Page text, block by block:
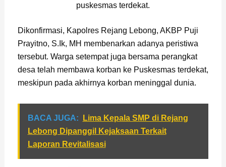
puskesmas terdekat.
Dikonfirmasi, Kapolres Rejang Lebong, AKBP Puji
Prayitno, S.Ik, MH membenarkan adanya peristiwa
tersebut. Warga setempat juga bersama perangkat
desa telah membawa korban ke Puskesmas terdekat,
meskipun pada akhirnya korban meninggal dunia.
BACA JUGA:
Lima Kepala SMP di Rejang
Lebong Dipanggil Kejaksaan Terkait
Laporan Revitalisasi